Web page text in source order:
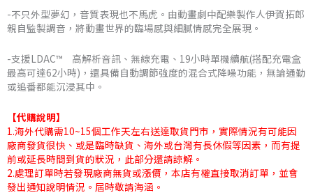
-不只外型夢幻，音質表現也不馬虎。由動畫劇中配樂製作人伊賀拓郎
親自監製調音，將動畫世界的臨場感與細膩情感完全展現。
-支援LDAC™ 高解析音訊、無線充電、19小時單機續航(搭配充電盒
最高可達62小時)，還具備自動調節強度的混合式降噪功能，無論通勤
或追番都能沉浸其中。
【代購說明】
1.海外代購需10~15個工作天左右送達取貨門市，實際情況有可能因
廠商發貨很快、或是臨時缺貨、海外或台灣有長休假等因素，而有提
前或延長時間到貨的狀況，此部分還請諒解。
2.處理訂單時若發現廠商無貨或漲價，本店有權直接取消訂單，並會
發出通知說明情況。屆時敬請海涵。